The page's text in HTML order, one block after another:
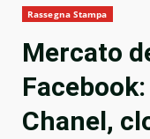
Rassegna Stampa
Mercato
Chanel,